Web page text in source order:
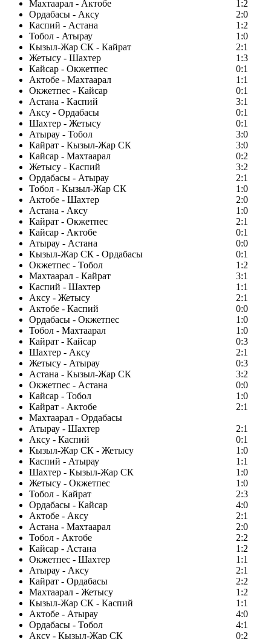
Махтаарал - Актобе
1:2
Ордабасы - Аксу
2:0
Каспий - Астана
1:2
Тобол - Атырау
1:0
Кызыл-Жар СК - Кайрат
2:1
Жетысу - Шахтер
1:3
Кайсар - Окжетпес
0:1
Актобе - Махтаарал
1:1
Окжетпес - Кайсар
0:1
Астана - Каспий
3:1
Аксу - Ордабасы
0:1
Шахтер - Жетысу
0:1
Атырау - Тобол
3:0
Кайрат - Кызыл-Жар СК
3:0
Кайсар - Махтаарал
0:2
Жетысу - Каспий
3:2
Ордабасы - Атырау
2:1
Тобол - Кызыл-Жар СК
1:0
Актобе - Шахтер
2:0
Астана - Аксу
1:0
Кайрат - Окжетпес
2:1
Кайсар - Актобе
0:1
Атырау - Астана
0:0
Кызыл-Жар СК - Ордабасы
0:1
Окжетпес - Тобол
1:2
Махтаарал - Кайрат
3:1
Каспий - Шахтер
1:1
Аксу - Жетысу
2:1
Актобе - Каспий
0:0
Ордабасы - Окжетпес
1:0
Тобол - Махтаарал
1:0
Кайрат - Кайсар
0:3
Шахтер - Аксу
2:1
Жетысу - Атырау
0:3
Астана - Кызыл-Жар СК
3:2
Окжетпес - Астана
0:0
Кайсар - Тобол
1:0
Кайрат - Актобе
2:1
Махтаарал - Ордабасы
Атырау - Шахтер
2:1
Аксу - Каспий
0:1
Кызыл-Жар СК - Жетысу
1:0
Каспий - Атырау
1:1
Шахтер - Кызыл-Жар СК
1:0
Жетысу - Окжетпес
1:0
Тобол - Кайрат
2:3
Ордабасы - Кайсар
4:0
Актобе - Аксу
2:1
Астана - Махтаарал
2:0
Тобол - Актобе
2:2
Кайсар - Астана
1:2
Окжетпес - Шахтер
1:1
Атырау - Аксу
2:1
Кайрат - Ордабасы
2:2
Махтаарал - Жетысу
1:2
Кызыл-Жар СК - Каспий
1:1
Актобе - Атырау
4:0
Ордабасы - Тобол
4:1
Аксу - Кызыл-Жар СК
0:2